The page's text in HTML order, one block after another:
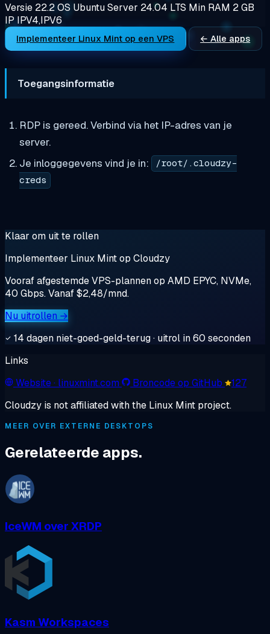
Versie 22.2OS Ubuntu Server 24.04 LTS Min RAM 2 GB
IPIPV4,IPV6
Implementeer Linux Mint op een VPS ← Alle apps
Toegangsinformatie
RDP is gereed. Verbind via het IP-adres van je
server.
Je inloggegevens vind je in:
/root/.cloudzy-
creds
Klaar om uit te rollen
Implementeer Linux Mint op Cloudzy
Vooraf afgestemde VPS-plannen op AMD EPYC, NVMe,
40 Gbps. Vanaf $2,48/mnd.
Nu uitrollen →
14 dagen niet-goed-geld-terug · uitrol in 60 seconden
Links
Website· linuxmint.com Broncode op GitHub
127
Cloudzy is not affiliated with the Linux Mint project.
MEER OVER EXTERNE DESKTOPS
Gerelateerde apps.
IceWM over XRDP
Kasm Workspaces